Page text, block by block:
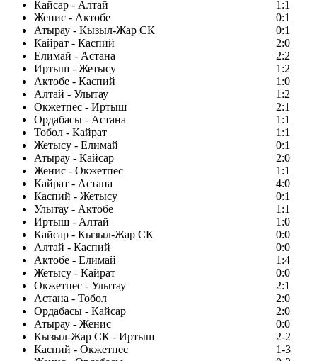
Кайсар - Алтай
1:1
Женис - Актобе
0:1
Атырау - Кызыл-Жар СК
0:1
Кайрат - Каспий
2:0
Елимай - Астана
2:2
Иртыш - Жетысу
1:2
Актобе - Каспий
1:0
Алтай - Улытау
1:2
Окжетпес - Иртыш
2:1
Ордабасы - Астана
1:1
Тобол - Кайрат
1:1
Жетысу - Елимай
0:1
Атырау - Кайсар
2:0
Женис - Окжетпес
1:1
Кайрат - Астана
4:0
Каспий - Жетысу
0:1
Улытау - Актобе
1:1
Иртыш - Алтай
1:0
Кайсар - Кызыл-Жар СК
0:0
Алтай - Каспий
0:0
Актобе - Елимай
1:4
Жетысу - Кайрат
0:0
Окжетпес - Улытау
2:1
Астана - Тобол
2:0
Ордабасы - Кайсар
2:0
Атырау - Женис
0:0
Кызыл-Жар СК - Иртыш
2-2
Каспий - Окжетпес
1-3